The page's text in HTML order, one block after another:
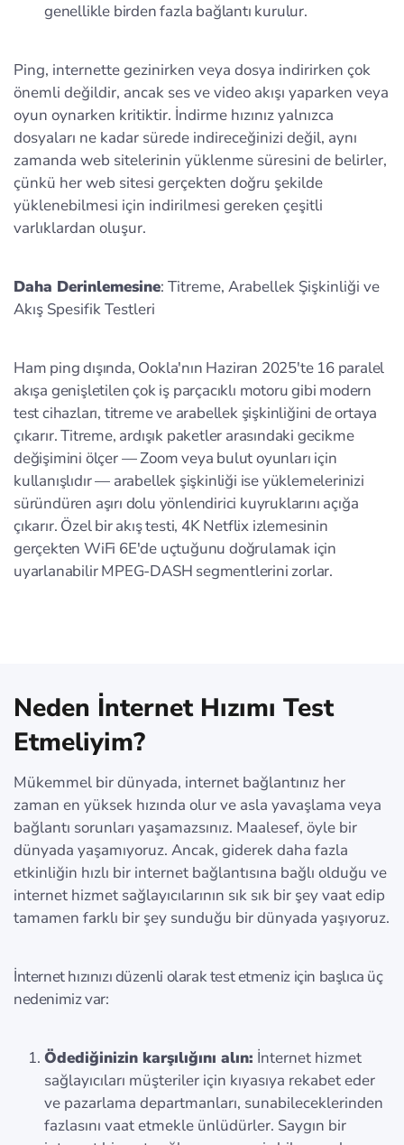
genellikle birden fazla bağlantı kurulur.
Ping, internette gezinirken veya dosya indirirken çok
önemli değildir, ancak ses ve video akışı yaparken veya
oyun oynarken kritiktir. İndirme hızınız yalnızca
dosyaları ne kadar sürede indireceğinizi değil, aynı
zamanda web sitelerinin yüklenme süresini de belirler,
çünkü her web sitesi gerçekten doğru şekilde
yüklenebilmesi için indirilmesi gereken çeşitli
varlıklardan oluşur.
Daha Derinlemesine: Titreme, Arabellek Şişkinliği ve
Akış Spesifik Testleri
Ham ping dışında, Ookla'nın Haziran 2025'te 16 paralel
akışa genişletilen çok iş parçacıklı motoru gibi modern
test cihazları, titreme ve arabellek şişkinliğini de ortaya
çıkarır. Titreme, ardışık paketler arasındaki gecikme
değişimini ölçer — Zoom veya bulut oyunları için
kullanışlıdır — arabellek şişkinliği ise yüklemelerinizi
süründüren aşırı dolu yönlendirici kuyruklarını açığa
çıkarır. Özel bir akış testi, 4K Netflix izlemesinin
gerçekten WiFi 6E'de uçtuğunu doğrulamak için
uyarlanabilir MPEG-DASH segmentlerini zorlar.
Neden İnternet Hızımı Test
Etmeliyim?
Mükemmel bir dünyada, internet bağlantınız her
zaman en yüksek hızında olur ve asla yavaşlama veya
bağlantı sorunları yaşamazsınız. Maalesef, öyle bir
dünyada yaşamıyoruz. Ancak, giderek daha fazla
etkinliğin hızlı bir internet bağlantısına bağlı olduğu ve
internet hizmet sağlayıcılarının sık sık bir şey vaat edip
tamamen farklı bir şey sunduğu bir dünyada yaşıyoruz.
İnternet hızınızı düzenli olarak test etmeniz için başlıca üç
nedenimiz var:
Ödediğinizin karşılığını alın: İnternet hizmet
sağlayıcıları müşteriler için kıyasıya rekabet eder
ve pazarlama departmanları, sunabileceklerinden
fazlasını vaat etmekle ünlüdürler. Saygın bir